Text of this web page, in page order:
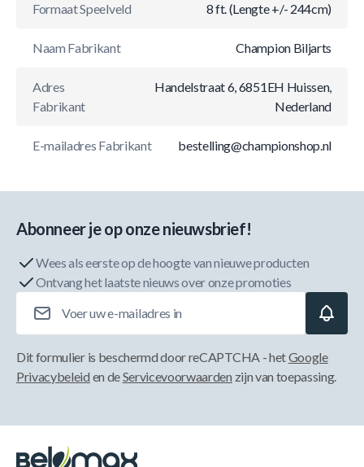
Formaat Speelveld 8 ft. (Lengte +/- 244cm)
Naam Fabrikant Champion Biljarts
Adres
Fabrikant
Handelstraat 6, 6851EH Huissen,
Nederland
E-mailadres Fabrikant bestelling@championshop.nl
Abonneer je op onze nieuwsbrief!
Wees als eerste op de hoogte van nieuwe producten
Ontvang het laatste nieuws over onze promoties
Dit formulier is beschermd door reCAPTCHA - hetGoogle
Privacybeleid en deServicevoorwaarden zijn van toepassing.